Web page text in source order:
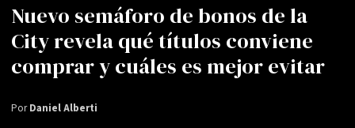
Nuevo semáforo de bonos de la
City revela qué títulos conviene
comprar y cuáles es mejor evitar
PorDaniel Alberti